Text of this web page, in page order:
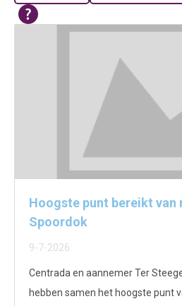
Hoogste punt bereikt van
Spoordok
9-7-2026
Centrada en aannemer Ter
hebben samen het hoogste punt